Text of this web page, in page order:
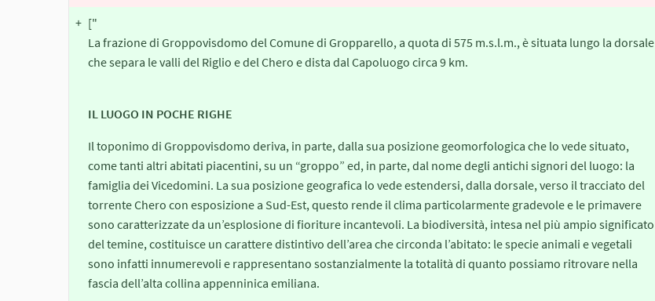
+ ["
La frazione di Groppovisdomo del Comune di Gropparello, a quota di 575 m.s.l.m., è situata lungo la dorsale
che separa le valli del Riglio e del Chero e dista dal Capoluogo circa 9 km.
IL LUOGO IN POCHE RIGHE
Il toponimo di Groppovisdomo deriva, in parte, dalla sua posizione geomorfologica che lo vede situato,
come tanti altri abitati piacentini, su un “groppo” ed, in parte, dal nome degli antichi signori del luogo: la
famiglia dei Vicedomini. La sua posizione geografica lo vede estendersi, dalla dorsale, verso il tracciato del
torrente Chero con esposizione a Sud-Est, questo rende il clima particolarmente gradevole e le primavere
sono caratterizzate da un’esplosione di fioriture incantevoli. La biodiversità, intesa nel più ampio significato
del temine, costituisce un carattere distintivo dell’area che circonda l’abitato: le specie animali e vegetali
sono infatti innumerevoli e rappresentano sostanzialmente la totalità di quanto possiamo ritrovare nella
fascia dell’alta collina appenninica emiliana.